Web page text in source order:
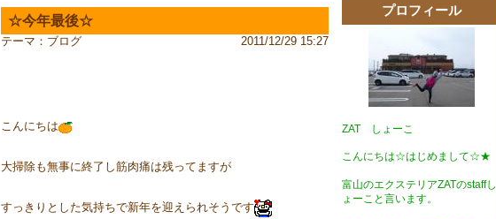
☆今年最後☆
テーマ： ブログ 2011/12/29 15:27
こんにちは
大掃除も無事に終了し筋肉痛は残ってますが
すっきりとした気持ちで新年を迎えられそうです
プロフィール
ZAT しょーこ
こんにちは☆はじめまして☆★
富山のエクステリアZATのstaffし
ょーこと言います。